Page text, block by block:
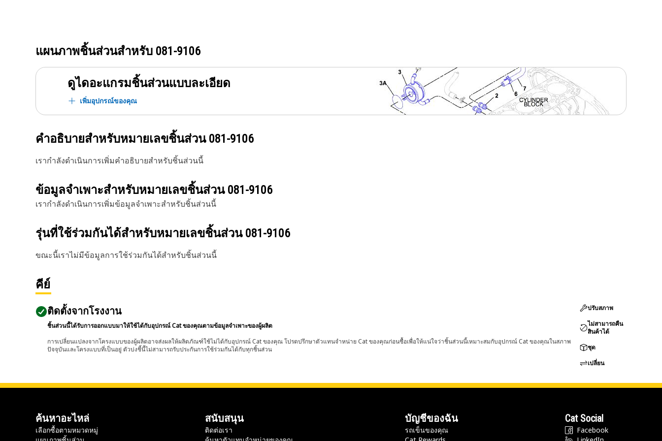
แผนภาพชิ้นส่วนสำหรับ 081-9106
ดูไดอะแกรมชิ้นส่วนแบบละเอียด
เพิ่มอุปกรณ์ของคุณ
คำอธิบายสำหรับหมายเลขชิ้นส่วน 081-9106
เรากำลังดำเนินการเพิ่มคำอธิบายสำหรับชิ้นส่วนนี้
ข้อมูลจำเพาะสำหรับหมายเลขชิ้นส่วน 081-9106
เรากำลังดำเนินการเพิ่มข้อมูลจำเพาะสำหรับชิ้นส่วนนี้
รุ่นที่ใช้ร่วมกันได้สำหรับหมายเลขชิ้นส่วน 081-9106
ขณะนี้เราไม่มีข้อมูลการใช้ร่วมกันได้สำหรับชิ้นส่วนนี้
คีย์
ติดตั้งจากโรงงาน
ชิ้นส่วนนี้ได้รับการออกแบบมาให้ใช้ได้กับอุปกรณ์ Cat ของคุณตามข้อมูลจำเพาะของผู้ผลิต
การเปลี่ยนแปลงจากโครงแบบของผู้ผลิตอาจส่งผลให้ผลิตภัณฑ์ใช้ไม่ได้กับอุปกรณ์ Cat ของคุณ โปรดปรึกษาตัวแทนจำหน่าย Cat ของคุณก่อนซื้อเพื่อให้แน่ใจว่าชิ้นส่วนนี้เหมาะสมกับอุปกรณ์ Cat ของคุณในสภาพ
ปัจจุบันและโครงแบบที่เป็นอยู่ ตัวบ่งชี้นี้ไม่สามารถรับประกันการใช้ร่วมกันได้กับทุกชิ้นส่วน
ปรับสภาพ
ไม่สามารถคืน
สินค้าได้
ชุด
เปลี่ยน
ค้นหาอะไหล่
เลือกซื้อตามหมวดหมู่
สนับสนุน
ติดต่อเรา
บัญชีของฉัน
รถเข็นของคุณ
Cat Social
Facebook